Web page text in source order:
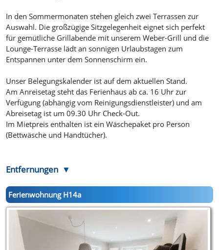
In den Sommermonaten stehen gleich zwei Terrassen zur
Auswahl. Die großzügige Sitzgelegenheit eignet sich perfekt
für gemütliche Grillabende mit unserem Weber-Grill und die
Lounge-Terrasse lädt an sonnigen Urlaubstagen zum
Entspannen unter dem Sonnenschirm ein.
Unser Belegungskalender ist auf dem aktuellen Stand.
Am Anreisetag steht das Ferienhaus ab ca. 16 Uhr zur
Verfügung (abhängig vom Reinigungsdienstleister) und am
Abreisetag ist um 09.30 Uhr Check-Out.
Im Mietpreis enthalten ist ein Wäschepaket pro Person
(Bettwäsche und Handtücher).
Entfernungen
Ferienwohnung H14a